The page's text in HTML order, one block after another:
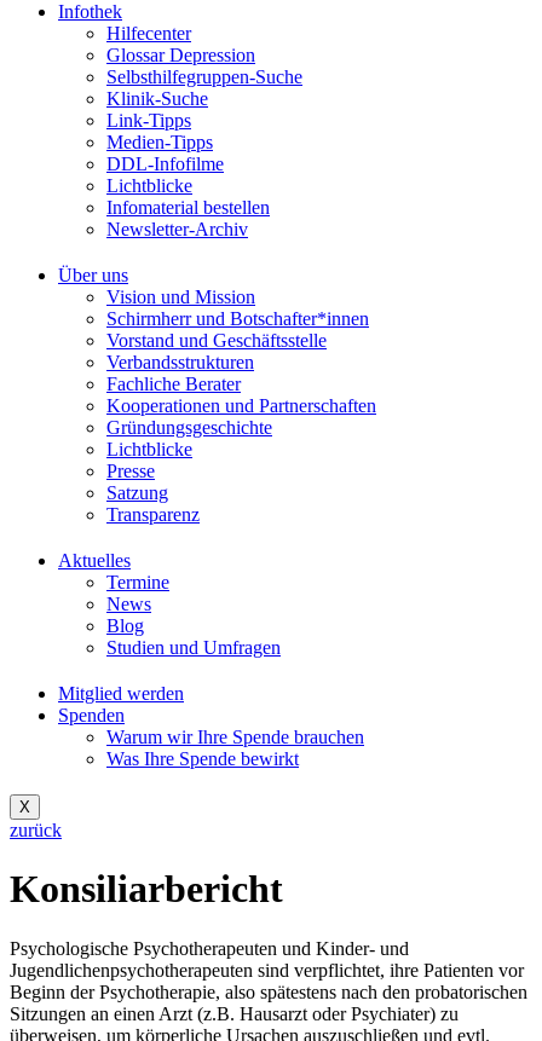
Infothek
Hilfecenter
Glossar Depression
Selbsthilfegruppen-Suche
Klinik-Suche
Link-Tipps
Medien-Tipps
DDL-Infofilme
Lichtblicke
Infomaterial bestellen
Newsletter-Archiv
Über uns
Vision und Mission
Schirmherr und Botschafter*innen
Vorstand und Geschäftsstelle
Verbandsstrukturen
Fachliche Berater
Kooperationen und Partnerschaften
Gründungsgeschichte
Lichtblicke
Presse
Satzung
Transparenz
Aktuelles
Termine
News
Blog
Studien und Umfragen
Mitglied werden
Spenden
Warum wir Ihre Spende brauchen
Was Ihre Spende bewirkt
X
zurück
Konsiliarbericht
Psychologische Psychotherapeuten und Kinder- und
Jugendlichenpsychotherapeuten sind verpflichtet, ihre Patienten vor
Beginn der Psychotherapie, also spätestens nach den probatorischen
Sitzungen an einen Arzt (z.B. Hausarzt oder Psychiater) zu
überweisen, um körperliche Ursachen auszuschließen und evtl.